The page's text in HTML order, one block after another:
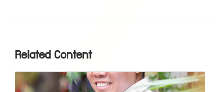
Related Content